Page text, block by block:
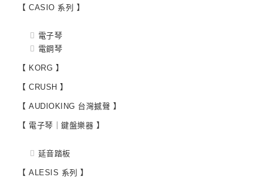
【 CASIO 系列 】
電子琴
電鋼琴
【 KORG 】
【 CRUSH 】
【 AUDIOKING 台灣撼聲 】
【 電子琴｜鍵盤樂器 】
延音踏板
【 ALESIS 系列 】